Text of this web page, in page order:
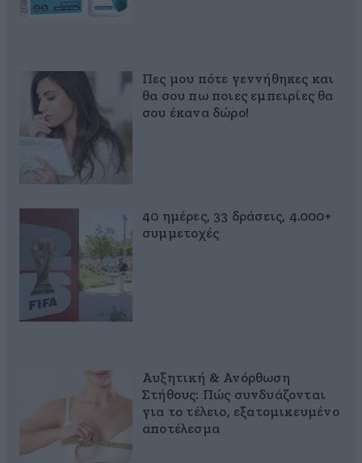
Πες μου πότε γεννήθηκες και
θα σου πω ποιες εμπειρίες θα
σου έκανα δώρο!
40 ημέρες, 33 δράσεις, 4.000+
συμμετοχές
Αυξητική & Ανόρθωση
Στήθους: Πώς συνδυάζονται
για το τέλειο, εξατομικευμένο
αποτέλεσμα